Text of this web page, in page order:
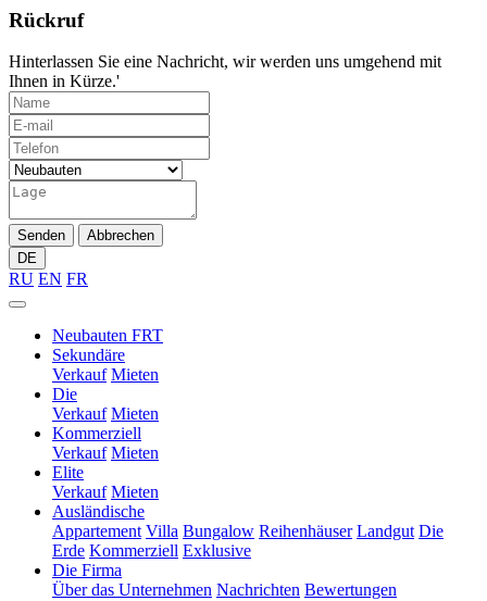
Rückruf
Hinterlassen Sie eine Nachricht, wir werden uns umgehend mit
Ihnen in Kürze.'
Senden
Abbrechen
DE
RU EN FR
Neubauten FRT
Sekundäre
Verkauf Mieten
Die
Verkauf Mieten
Kommerziell
Verkauf Mieten
Elite
Verkauf Mieten
Ausländische
Appartement Villa Bungalow Reihenhäuser Landgut Die
Erde Kommerziell Exklusive
Die Firma
Über das Unternehmen Nachrichten Bewertungen